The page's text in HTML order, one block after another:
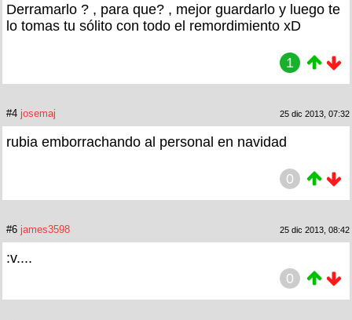
Derramarlo ? , para que? , mejor guardarlo y luego te
lo tomas tu sólito con todo el remordimiento xD
1
#4 josemaj 25 dic 2013, 07:32
rubia emborrachando al personal en navidad
0
#6 james3598 25 dic 2013, 08:42
:v....
0